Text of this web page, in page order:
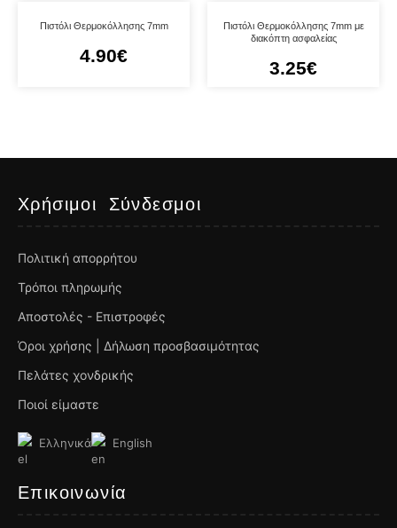
Πιστόλι Θερμοκόλλησης 7mm
4.90€
Πιστόλι Θερμοκόλλησης 7mm με
διακόπτη ασφαλείας
3.25€
Χρήσιμοι Σύνδεσμοι
Πολιτική απορρήτου
Τρόποι πληρωμής
Αποστολές - Επιστροφές
Όροι χρήσης | Δήλωση προσβασιμότητας
Πελάτες χονδρικής
Ποιοί είμαστε
Ελληνικά English
Επικοινωνία